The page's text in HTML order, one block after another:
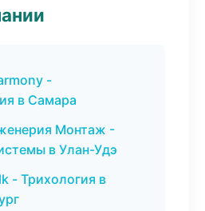
-
в Самара
Монтаж -
в Улан-Удэ
- Трихология в